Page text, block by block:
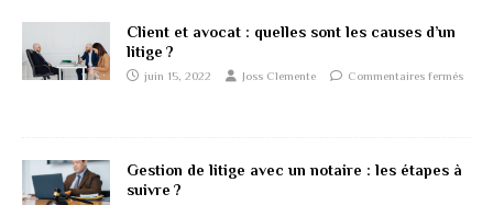
Client et avocat : quelles sont les causes d’un
litige ?
juin 15, 2022 Joss Clemente Commentaires fermés
Gestion de litige avec un notaire : les étapes à
suivre ?